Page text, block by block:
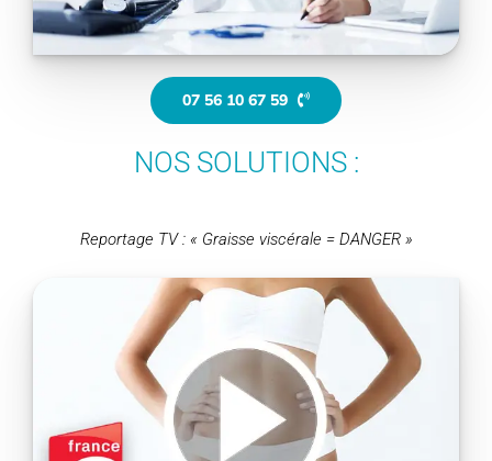
07 56 10 67 59
NOS SOLUTIONS :
Reportage TV : « Graisse viscérale = DANGER »